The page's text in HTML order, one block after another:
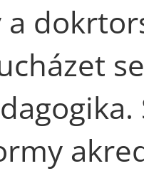
a